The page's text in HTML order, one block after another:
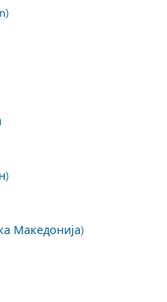
Македонија)